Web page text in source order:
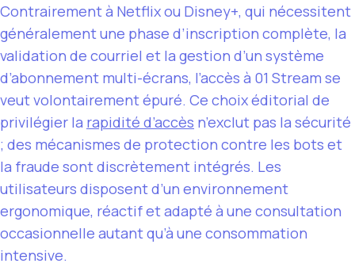
Contrairement à Netflix ou Disney+, qui nécessitent
généralement une phase d’inscription complète, la
validation de courriel et la gestion d’un système
d’abonnement multi-écrans, l’accès à 01 Stream se
veut volontairement épuré. Ce choix éditorial de
privilégier la rapidité d’accès n’exclut pas la sécurité
; des mécanismes de protection contre les bots et
la fraude sont discrètement intégrés. Les
utilisateurs disposent d’un environnement
ergonomique, réactif et adapté à une consultation
occasionnelle autant qu’à une consommation
intensive.